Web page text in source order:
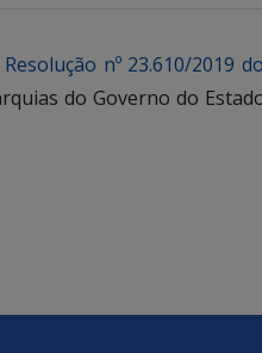
Resolução nº 23.610/2019
do Governo do